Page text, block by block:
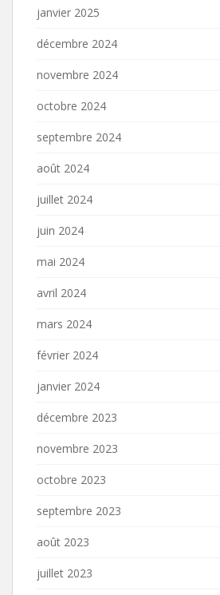
janvier 2025
décembre 2024
novembre 2024
octobre 2024
septembre 2024
août 2024
juillet 2024
juin 2024
mai 2024
avril 2024
mars 2024
février 2024
janvier 2024
décembre 2023
novembre 2023
octobre 2023
septembre 2023
août 2023
juillet 2023